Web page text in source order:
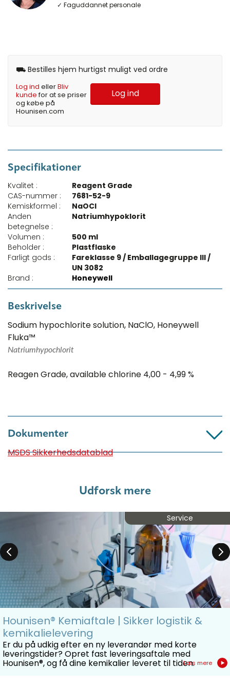
✓ Faguddannet personale
⛟ Bestilles hjem hurtigst muligt ved ordre
Log ind ellerBliv
kundefor at se priser
og købe på
Hounisen.com
Log ind
Specifikationer
Kvalitet :
Reagent Grade
CAS-nummer :
7681-52-9
Kemiskformel :
NaOCl
Anden
betegnelse :
Natriumhypoklorit
Volumen :
500 ml
Beholder :
Plastflaske
Farligt gods :
Fareklasse 9 / Emballagegruppe III /
UN 3082
Brand :
Honeywell
Beskrivelse
Sodium hypochlorite solution, NaClO, Honeywell
Fluka™
Natriumhypochlorit
Reagen Grade, available chlorine 4,00 - 4,99 %
Dokumenter
MSDS Sikkerhedsdatablad
Udforsk mere
Service
Hounisen® Kemiaftale | Sikker logistik &
kemikalielevering
Er du på udkig efter en ny leverandør med korte
leveringstider? Opret fast leveringsaftale med
Hounisen®, og få dine kemikalier leveret til tiden.Læs mere